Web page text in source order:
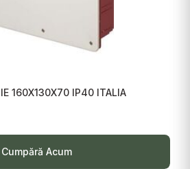
160X130X70 IP40 ITALIA
Cumpără Acum